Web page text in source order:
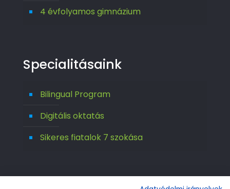
4 évfolyamos gimnázium
Specialitásaink
Bilingual Program
Digitális oktatás
Sikeres fiatalok 7 szokása